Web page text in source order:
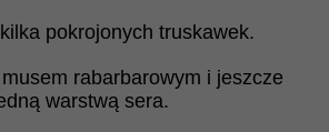
pokrojonych truskawek.
rabarbarowym i jeszcze
warstwą sera.